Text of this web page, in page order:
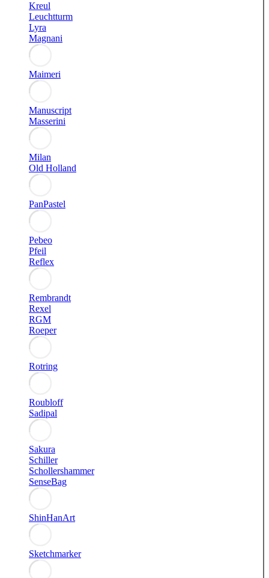
Kreul
Leuchtturm
Lyra
Magnani
Maimeri
Manuscript
Masserini
Milan
Old Holland
PanPastel
Pebeo
Pfeil
Reflex
Rembrandt
Rexel
RGM
Roeper
Rotring
Roubloff
Sadipal
Sakura
Schiller
Schollershammer
SenseBag
ShinHanArt
Sketchmarker